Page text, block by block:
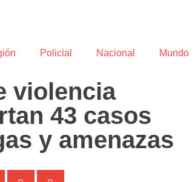
Policial Nacional Mundo
violencia
43 casos
y amenazas